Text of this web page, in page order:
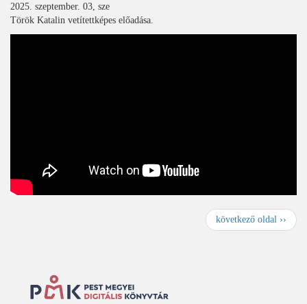
2025. szeptember. 03, sze
Török Katalin vetítettképes előadása.
K
ö
következő oldal ››